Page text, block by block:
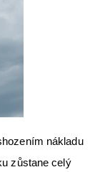
nákladu
zůstane celý